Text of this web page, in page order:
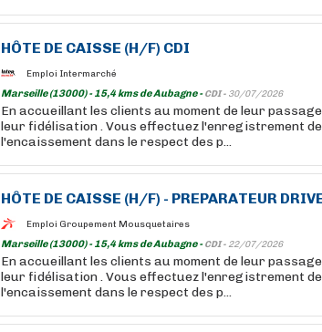
HÔTE DE CAISSE (H/F) CDI
Emploi Intermarché
Marseille (13000) - 15,4 kms de Aubagne -CDI - 30/07/2026
En accueillant les clients au moment de leur
leur fidélisation . Vous effectuez l'enregistrement
l'encaissement dans le respect des p...
HÔTE DE CAISSE (H/F) - PREPARATEUR
Emploi Groupement Mousquetaires
Marseille (13000) - 15,4 kms de Aubagne -CDI - 22/07/2026
En accueillant les clients au moment de leur
leur fidélisation . Vous effectuez l'enregistrement
l'encaissement dans le respect des p...